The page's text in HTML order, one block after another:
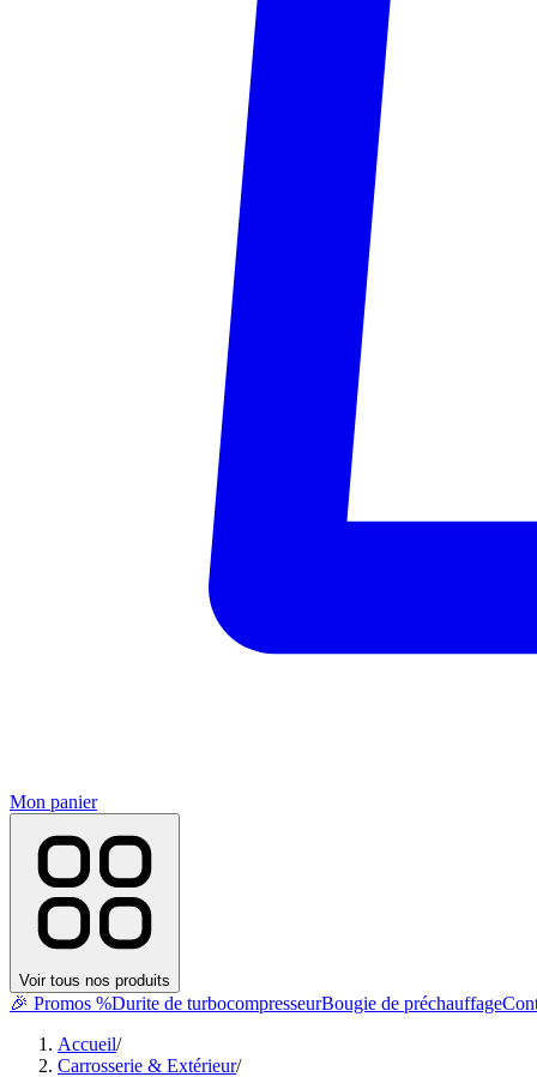
Mon panier
Voir tous nos produits
🎉 Promos %Durite de turbocompresseurBougie de préchauffage
Accueil/
Carrosserie & Extérieur/